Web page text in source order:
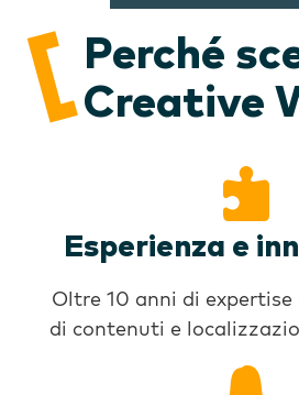
Perché
Creative
Esperienza e
Oltre 10 anni di expertise
di contenuti e